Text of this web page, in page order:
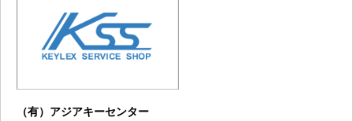
（有）アジアキーセンター